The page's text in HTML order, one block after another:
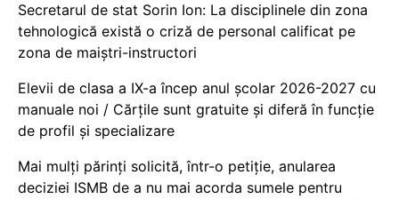
Secretarul de stat Sorin Ion: La disciplinele din zona
tehnologică există o criză de personal calificat pe
zona de maiștri-instructori
Elevii de clasa a IX-a încep anul școlar 2026-2027 cu
manuale noi / Cărțile sunt gratuite și diferă în funcție
de profil și specializare
Mai mulți părinți solicită, într-o petiție, anularea
deciziei ISMB de a nu mai acorda sumele pentru